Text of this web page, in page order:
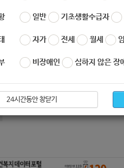
일반 기초생활수급자
자가 전세 월세
비장애인 심하지 않은 장
24시간동안 창닫기
제과] 스마트홈IOT구축워크샵